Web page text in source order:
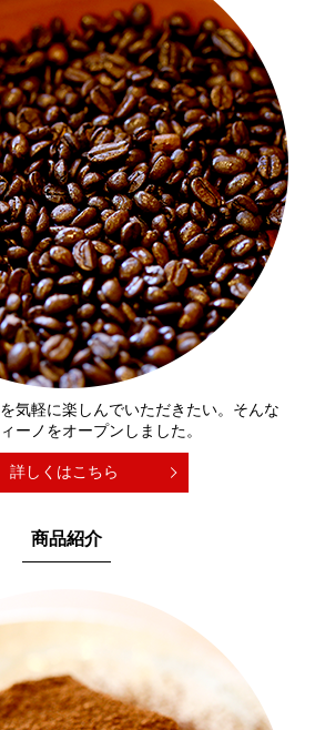
気軽に楽しんでいただきたい。そんな
ーノをオープンしました。
詳しくはこちら
商品紹介